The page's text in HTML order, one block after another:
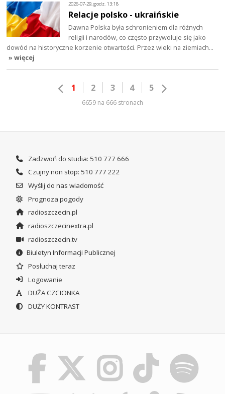
2026-07-29, godz. 13:18
Relacje polsko - ukraińskie
Dawna Polska była schronieniem dla różnych
religii i narodów, co często przywołuje się jako
dowód na historyczne korzenie otwartości. Przez wieki na ziemiach…
» więcej
1 2 3 4 5
6659 na 666 stronach
Zadzwoń do studia: 510 777 666
Czujny non stop: 510 777 222
Wyślij do nas wiadomość
Prognoza pogody
radioszczecin.pl
radioszczecinextra.pl
radioszczecin.tv
Biuletyn Informacji Publicznej
Posłuchaj teraz
Logowanie
DUŻA CZCIONKA
DUŻY KONTRAST